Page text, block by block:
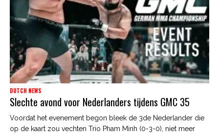
DUTCH NEWS
Slechte avond voor Nederlanders tijdens GMC 35
Voordat het evenement begon bleek de 3de Nederlander die
op de kaart zou vechten Trio Pham Minh (0-3-0), niet meer